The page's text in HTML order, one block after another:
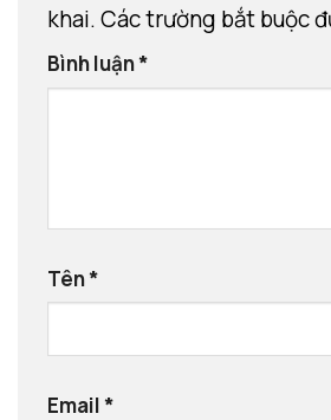
khai.Các trường bắt buộc
Bình luận*
Tên*
Email*